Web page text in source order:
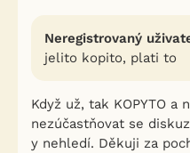
Neregistrovaný
jelito kopito, plati to
Když už, tak KOPYTO a
nezúčastňovat se
y nehledí. Děkuji za